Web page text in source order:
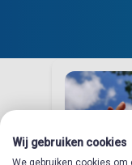
Wij gebruiken cookies
We gebruiken cookies